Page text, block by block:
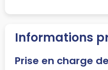
Informations
Prise en charge